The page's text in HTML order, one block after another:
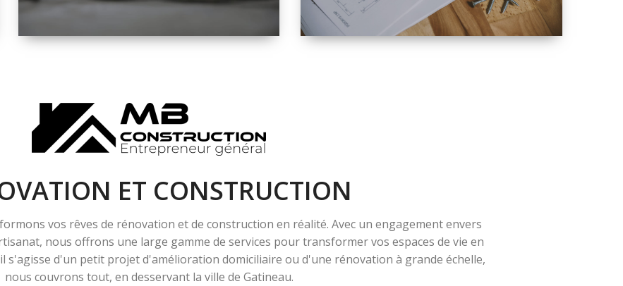
INTÉRIEURE ET
EXTÉRIEURE
ET CONSTRUCTION
vos rêves de rénovation et de construction en réalité. Avec un engagement envers
nous offrons une large gamme de services pour transformer vos espaces de vie en
s'agisse d'un petit projet d'amélioration domiciliaire ou d'une rénovation à grande échelle,
nous couvrons tout, en desservant la ville de Gatineau.